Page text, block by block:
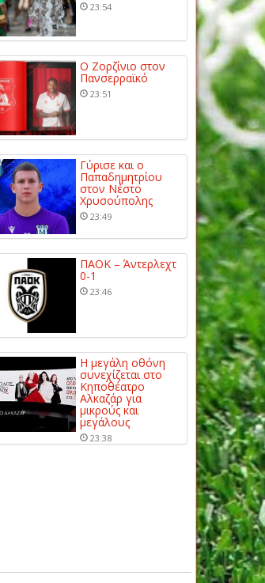
23:54
Ο Ζορζίνιο στον
Πανσερραϊκό
23:51
Γύρισε και ο
Παπαδημητρίου
στον Νέστο
Χρυσούπολης
23:49
ΠΑΟΚ – Άντερλεχτ
0-1
23:46
Η μεγάλη οθόνη
συνεχίζεται στο
Κηποθέατρο
Αλκαζάρ για
μικρούς και
μεγάλους
23:38